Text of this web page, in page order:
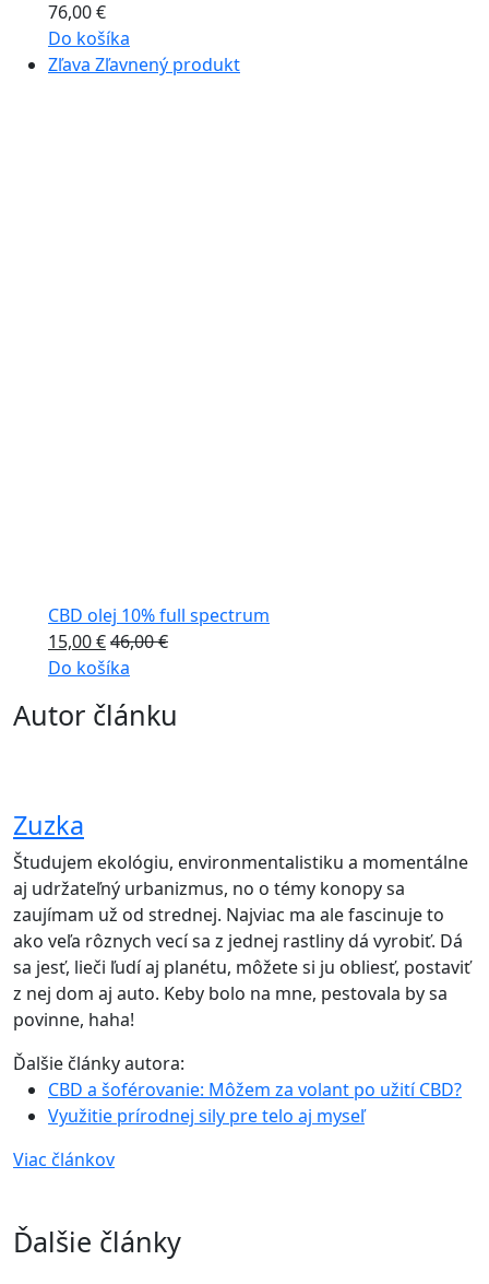
76,00€
Do košíka
Zľava Zľavnený produkt
CBD olej 10% full spectrum
15,00€46,00€
Do košíka
Autor článku
Zuzka
Študujem ekológiu, environmentalistiku a momentálne
aj udržateľný urbanizmus, no o témy konopy sa
zaujímam už od strednej. Najviac ma ale fascinuje to
ako veľa rôznych vecí sa z jednej rastliny dá vyrobiť. Dá
sa jesť, lieči ľudí aj planétu, môžete si ju obliesť, postaviť
z nej dom aj auto. Keby bolo na mne, pestovala by sa
povinne, haha!
Ďalšie články autora:
CBD a šoférovanie: Môžem za volant po užití CBD?
Využitie prírodnej sily pre telo aj myseľ
Viac článkov
Ďalšie články